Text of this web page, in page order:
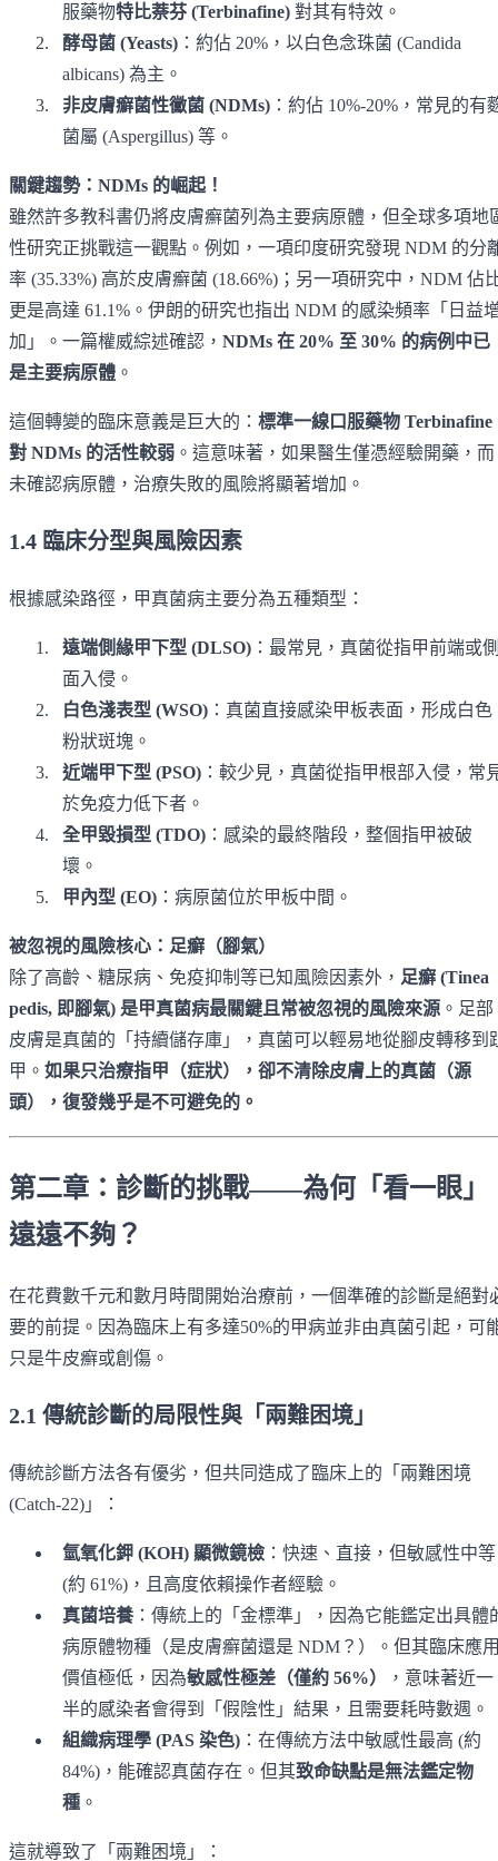
服藥物特比萘芬 (Terbinafine) 對其有特效。
酵母菌 (Yeasts) ：約佔 20%，以白色念珠菌 (Candida
albicans) 為主。
非皮膚癬菌性黴菌 (NDMs) ：約佔 10%-20%，常見的有
菌屬 (Aspergillus) 等。
關鍵趨勢：NDMs 的崛起！
雖然許多教科書仍將皮膚癬菌列為主要病原體，但全球多項地
性研究正挑戰這一觀點。例如，一項印度研究發現 NDM 的分
率 (35.33%) 高於皮膚癬菌 (18.66%)；另一項研究中，NDM 佔
更是高達 61.1%。伊朗的研究也指出 NDM 的感染頻率「日益
加」。一篇權威綜述確認， NDMs 在 20% 至 30% 的病例中已
是主要病原體 。
這個轉變的臨床意義是巨大的： 標準一線口服藥物 Terbinafine
對 NDMs 的活性較弱 。這意味著，如果醫生僅憑經驗開藥，而
未確認病原體，治療失敗的風險將顯著增加。
1.4 臨床分型與風險因素
根據感染路徑，甲真菌病主要分為五種類型：
遠端側緣甲下型 (DLSO) ：最常見，真菌從指甲前端或
面入侵。
白色淺表型 (WSO) ：真菌直接感染甲板表面，形成白色
粉狀斑塊。
近端甲下型 (PSO) ：較少見，真菌從指甲根部入侵，常
於免疫力低下者。
全甲毀損型 (TDO) ：感染的最終階段，整個指甲被破
壞。
甲內型 (EO) ：病原菌位於甲板中間。
被忽視的風險核心：足癬（腳氣）
除了高齡、糖尿病、免疫抑制等已知風險因素外， 足癬 (Tinea
pedis, 即腳氣) 是甲真菌病最關鍵且常被忽視的風險來源 。足部
皮膚是真菌的「持續儲存庫」，真菌可以輕易地從腳皮轉移到
甲。 如果只治療指甲（症狀），卻不清除皮膚上的真菌（源
頭），復發幾乎是不可避免的。
第二章：診斷的挑戰——為何「看一眼」
遠遠不夠？
在花費數千元和數月時間開始治療前，一個準確的診斷是絕對
要的前提。因為臨床上有多達50%的甲病並非由真菌引起，可
只是牛皮癬或創傷。
2.1 傳統診斷的局限性與「兩難困境」
傳統診斷方法各有優劣，但共同造成了臨床上的「兩難困境
(Catch-22)」：
氫氧化鉀 (KOH) 顯微鏡檢 ：快速、直接，但敏感性中等
(約 61%)，且高度依賴操作者經驗。
真菌培養 ：傳統上的「金標準」，因為它能鑑定出具體
病原體物種（是皮膚癬菌還是 NDM？）。但其臨床應
價值極低，因為敏感性極差（僅約 56%）
，意味著近一
半的感染者會得到「假陰性」結果，且需要耗時數週。
組織病理學 (PAS 染色) ：在傳統方法中敏感性最高 (約
84%)，能確認真菌存在。但其致命缺點是無法鑑定物
種 。
這就導致了「兩難困境」：